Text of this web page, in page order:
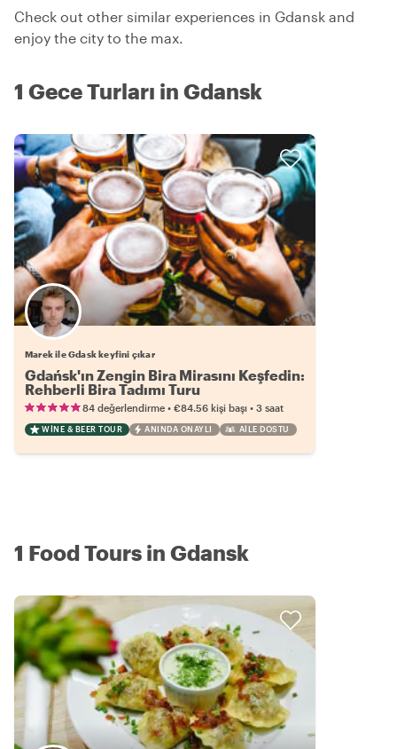
Check out other similar experiences in Gdansk and
enjoy the city to the max.
1 Gece Turları in Gdansk
Marek ile Gdask keyfini çıkar
Gdańsk'ın Zengin Bira Mirasını Keşfedin:
Rehberli Bira Tadımı Turu
84 değerlendirme • €84.56 kişi başı • 3 saat
WINE & BEER TOUR ANINDA ONAYLI AILE DOSTU
1 Food Tours in Gdansk